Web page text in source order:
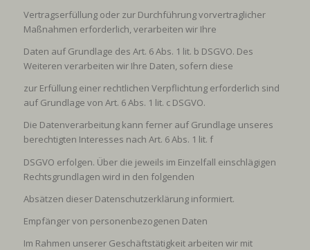
Vertragserfüllung oder zur Durchführung vorvertraglicher
Maßnahmen erforderlich, verarbeiten wir Ihre
Daten auf Grundlage des Art. 6 Abs. 1 lit. b DSGVO. Des
Weiteren verarbeiten wir Ihre Daten, sofern diese
zur Erfüllung einer rechtlichen Verpflichtung erforderlich sind
auf Grundlage von Art. 6 Abs. 1 lit. c DSGVO.
Die Datenverarbeitung kann ferner auf Grundlage unseres
berechtigten Interesses nach Art. 6 Abs. 1 lit. f
DSGVO erfolgen. Über die jeweils im Einzelfall einschlägigen
Rechtsgrundlagen wird in den folgenden
Absätzen dieser Datenschutzerklärung informiert.
Empfänger von personenbezogenen Daten
Im Rahmen unserer Geschäftstätigkeit arbeiten wir mit